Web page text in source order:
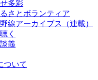
多彩
さとボランティア
線アーカイブス（連載）
く
義